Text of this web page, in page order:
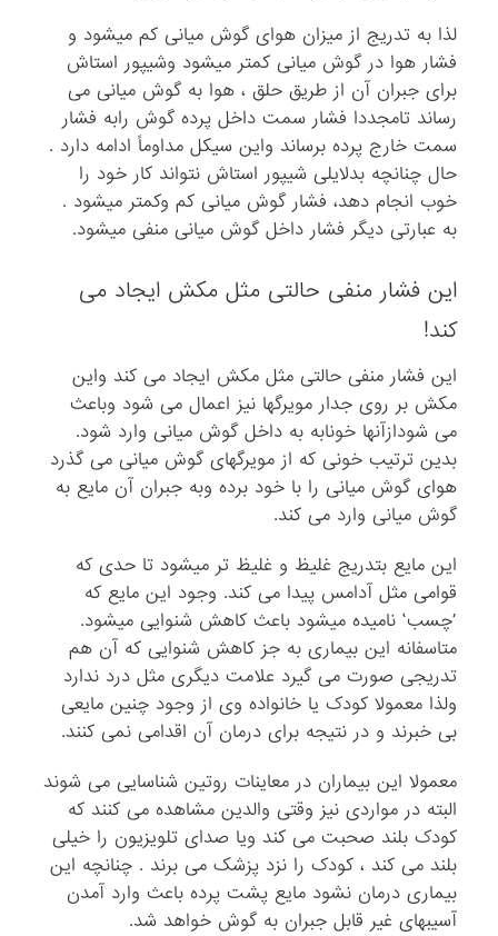
لذا به تدریج از میزان هوای گوش میانی کم میشود و
فشار هوا در گوش میانی کمتر میشود وشیپور استاش
برای جبران آن از طریق حلق ، هوا به گوش میانی می
رساند تامجددا فشار سمت داخل پرده گوش رابه فشار
سمت خارج پرده برساند واین سیکل مداوماً ادامه دارد .
حال چنانچه بدلایلی شیپور استاش نتواند کار خود را
خوب انجام دهد، فشار گوش میانی کم وکمتر میشود .
به عبارتی دیگر فشار داخل گوش میانی منفی میشود.
این فشار منفی حالتی مثل مکش ایجاد می
کند!
این فشار منفی حالتی مثل مکش ایجاد می کند واین
مکش بر روی جدار مویرگها نیز اعمال می شود وباعث
می شودازآنها خونابه به داخل گوش میانی وارد شود.
بدین ترتیب خونی که از مویرگهای گوش میانی می گذرد
هوای گوش میانی را با خود برده وبه جبران آن مایع به
گوش میانی وارد می کند.
این مایع بتدریج غلیظ و غلیظ تر میشود تا حدی که
قوامی مثل آدامس پیدا می کند. وجود این مایع که
‘چسب’ نامیده میشود باعث کاهش شنوایی میشود.
متاسفانه این بیماری به جز کاهش شنوایی که آن هم
تدریجی صورت می گیرد علامت دیگری مثل درد ندارد
ولذا معمولا کودک یا خانواده وی از وجود چنین مایعی
بی خبرند و در نتیجه برای درمان آن اقدامی نمی کنند.
معمولا این بیماران در معاینات روتین شناسایی می شوند
البته در مواردی نیز وقتی والدین مشاهده می کنند که
کودک بلند صحبت می کند ویا صدای تلویزیون را خیلی
بلند می کند ، کودک را نزد پزشک می برند . چنانچه این
بیماری درمان نشود مایع پشت پرده باعث وارد آمدن
آسیبهای غیر قابل جبران به گوش خواهد شد.